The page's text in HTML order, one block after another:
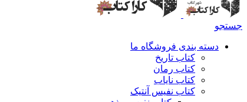
جستجو
دسته بندی فروشگاه ما
کتاب تاریخ
کتاب رمان
کتاب نایاب
کتاب نفیس آنتیک